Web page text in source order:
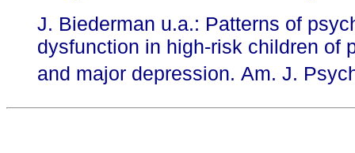
J. Biederman u.a.: Patterns of
dysfunction in high-risk children of
and major depression. Am. J.